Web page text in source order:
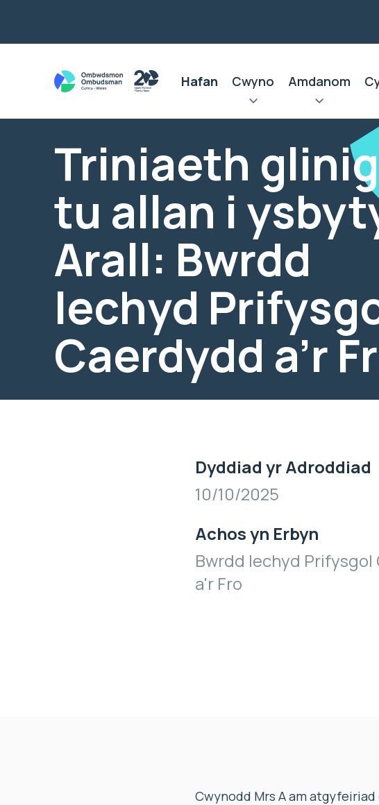
Hafan Cwyno Amdanom
Triniaeth
tu allan i
Arall: Bwrdd
Iechyd
Caerdydd a’r
Dyddiad yr Adroddiad
10/10/2025
Achos yn Erbyn
Bwrdd Iechyd Prifysgol
a'r Fro
Cwynodd Mrs A am